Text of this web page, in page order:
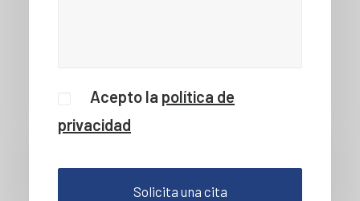
Acepto la política de
privacidad